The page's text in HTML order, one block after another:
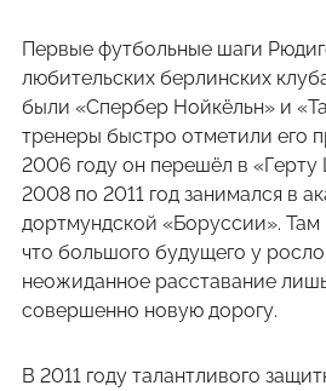
Первые футбольные шаги
любительских берлинских
были «Спербер Нойкёльн» и
тренеры быстро отметили его
2006 году он перешёл в «Герту
2008 по 2011 год занимался в
дортмундской «Боруссии». Там
что большого будущего у
неожиданное расставание
совершенно новую дорогу.
В 2011 году талантливого